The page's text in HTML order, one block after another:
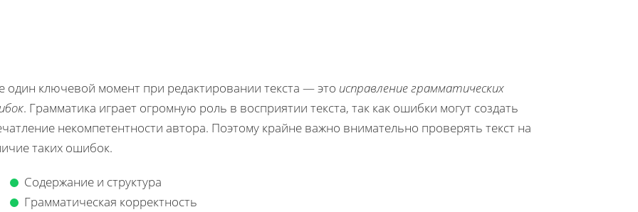
один ключевой момент при редактировании текста — это исправление грамматических
. Грамматика играет огромную роль в восприятии текста, так как ошибки могут создать
некомпетентности автора. Поэтому крайне важно внимательно проверять текст на
таких ошибок.
Содержание и структура
Грамматическая корректность